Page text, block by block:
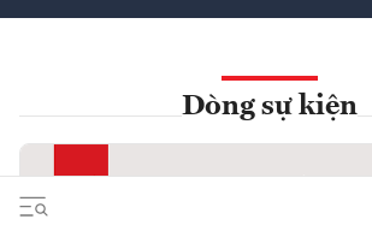
Dòng sự kiện